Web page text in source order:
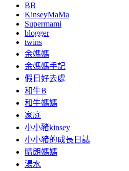
BB
KinseyMaMa
Supermami
blogger
twins
余媽媽
余媽媽手記
假日好去處
和牛B
和牛媽媽
家庭
小小豬kinsey
小小豬的成長日誌
晴朗媽媽
湯水